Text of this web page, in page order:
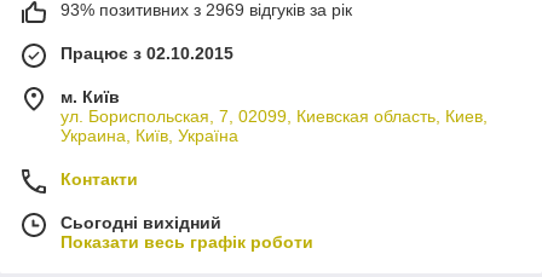
93% позитивних з 2969 відгуків за рік
Працює з 02.10.2015
м. Київ
ул. Бориспольская, 7, 02099, Киевская область, Киев,
Украина, Київ, Україна
Контакти
Сьогодні вихідний
Показати весь графік роботи